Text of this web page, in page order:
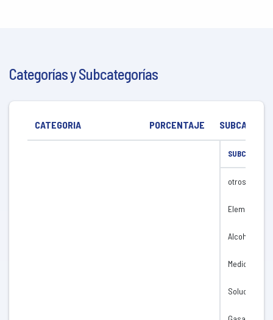
Categorías y Subcategorías
CATEGORIA PORCENTAJE
otros
Elementos
Alcohol
Soluciones